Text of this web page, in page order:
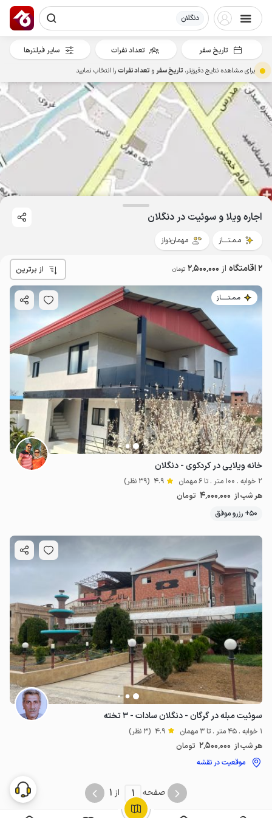
دنگلان
4میلیون ت 4.9
اجاره ویلا و سوئیت در دنگلان
مـمـتــــاز مهمان‌نواز
2 اقامتگاه از 2٬500٬000 تومان از برترین
مـمـتــــــاز
خانه ویلایی در کردکوی - دنگلان
2 خوابه . 100 متر . تا 6 مهمان 4.9 (39 نظر)
هر شب از 4٬000٬000 تومان
50+ رزرو موفق
سوئیت مبله در گرگان - دنگلان سادات - ۳ تخته
1 خوابه . 45 متر . تا 3 مهمان 4.9 (3 نظر)
هر شب از 2٬500٬000 تومان
موقعیت در نقشه
صفحه 1 از 1
تاریخ سفر تعداد نفرات سایر فیلترها
برای مشاهده نتایج دقیق‌تر، تاریخ سفرو تعداد نفراترا انتخاب نمایید